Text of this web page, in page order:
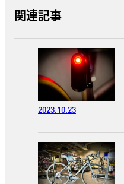
関連記事
2023.10.23